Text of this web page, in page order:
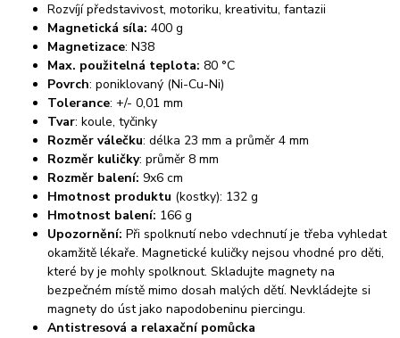
Rozvíjí představivost, motoriku, kreativitu, fantazii
Magnetická síla: 400 g
Magnetizace: N38
Max. použitelná teplota: 80 °C
Povrch: poniklovaný (Ni-Cu-Ni)
Tolerance: +/- 0,01 mm
Tvar: koule, tyčinky
Rozměr válečku: délka 23 mm a průměr 4 mm
Rozměr kuličky: průměr 8 mm
Rozměr balení: 9x6 cm
Hmotnost produktu (kostky): 132 g
Hmotnost balení: 166 g
Upozornění:Při spolknutí nebo vdechnutí je třeba vyhledat
okamžitě lékaře. Magnetické kuličky nejsou vhodné pro děti,
které by je mohly spolknout. Skladujte magnety na
bezpečném místě mimo dosah malých dětí. Nevkládejte si
magnety do úst jako napodobeninu piercingu.
Antistresová a relaxační pomůcka